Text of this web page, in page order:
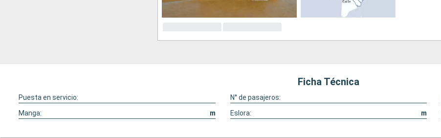
Ficha Técnica
Puesta en servicio: N° de pasajeros:
Manga:
m Eslora: m